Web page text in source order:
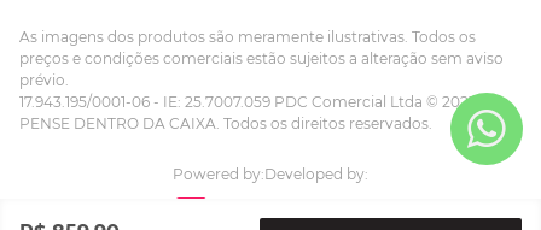
As imagens dos produtos são meramente ilustrativas. Todos os
preços e condições comerciais estão sujeitos a alteração sem aviso
prévio.
17.943.195/0001-06 - IE: 25.7007.059 PDC Comercial Ltda © 2023
PENSE DENTRO DA CAIXA. Todos os direitos reservados.
Powered by:Developed by: